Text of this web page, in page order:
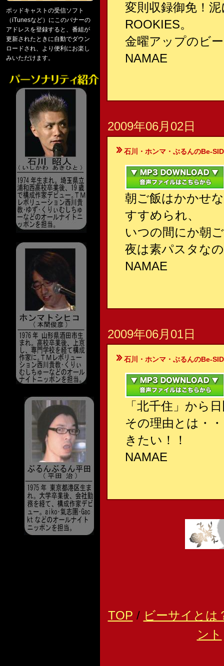
ポッドキャストの受信ソフト
（iTunesなど）にこのバナーの
アドレスを登録すると、番組が
更新されたときに自動でダウン
ロードされ、より便利にお楽し
みいただけます。
変則収録御免！
ROOKIES。
金曜アップのビ
NAMAE
2009年06月02日
石川・ホンマ・ぶるんのBe-
朝ご飯はかかせ
すすめられ、
いつの間にか朝
夜は素パスタな
NAMAE
2009年06月01日
石川・ホンマ・ぶるんのBe-
「北千住」から
その理由とは・
きたい！！
NAMAE
TOP / ビーサイとは
ント